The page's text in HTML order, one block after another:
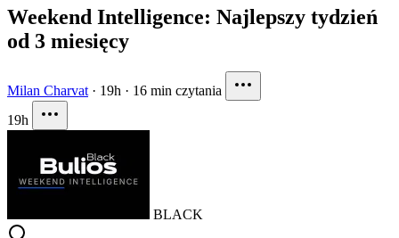
Weekend Intelligence: Najlepszy tydzień
od 3 miesięcy
Milan Charvat · 19h · 16 min czytania
19h
BLACK